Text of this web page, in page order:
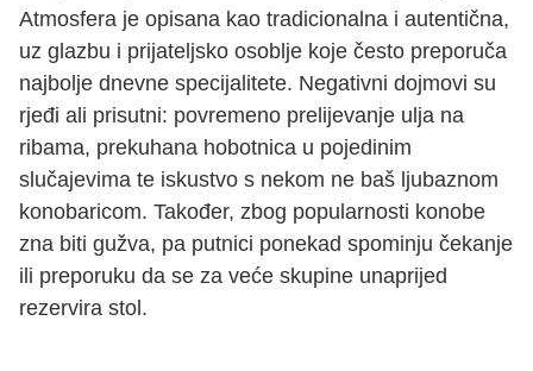
Atmosfera je opisana kao tradicionalna i autentična,
uz glazbu i prijateljsko osoblje koje često preporuča
najbolje dnevne specijalitete. Negativni dojmovi su
rjeđi ali prisutni: povremeno prelijevanje ulja na
ribama, prekuhana hobotnica u pojedinim
slučajevima te iskustvo s nekom ne baš ljubaznom
konobaricom. Također, zbog popularnosti konobe
zna biti gužva, pa putnici ponekad spominju čekanje
ili preporuku da se za veće skupine unaprijed
rezervira stol.